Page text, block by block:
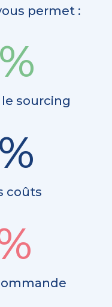
permet :
%
sourcing
%
coûts